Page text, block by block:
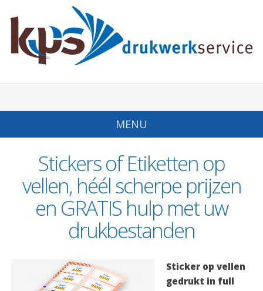
MENU
Stickers of Etiketten op
vellen, héél scherpe prijzen
en GRATIS hulp met uw
drukbestanden
Sticker op vellen
gedrukt in full